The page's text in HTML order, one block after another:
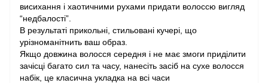
висихання і хаотичними рухами придати волоссю вигляд
“недбалості”.
В результаті прикольні, стильовані кучері, що
урізноманітнить ваш образ.
Якщо довжина волосся середня і не має змоги приділити
зачісці багато сил та часу, нанесіть засіб на сухе волосся
набік, це класична укладка на всі часи